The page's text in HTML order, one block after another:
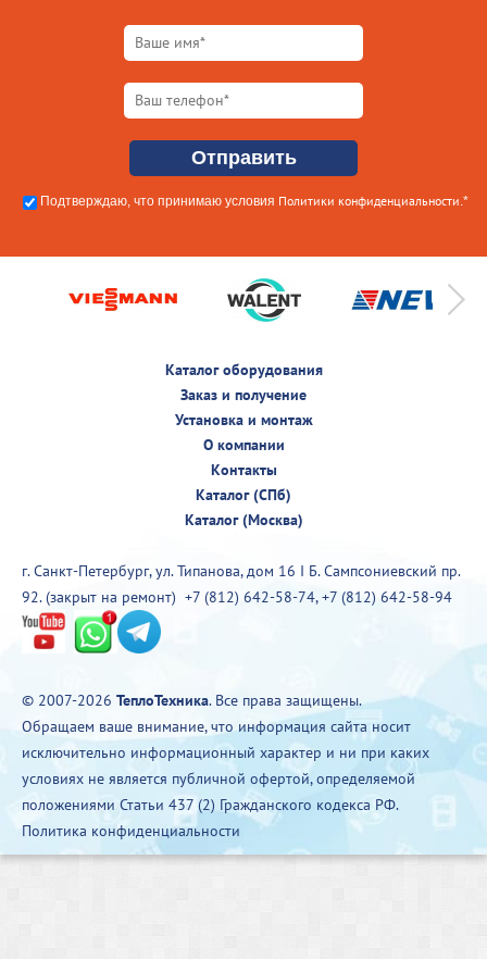
Подтверждаю, что принимаю условия Политики конфиденциальности.*
Каталог оборудования
Заказ и получение
Установка и монтаж
О компании
Контакты
Каталог (СПб)
Каталог (Москва)
г. Санкт-Петербург, ул. Типанова, дом 16 I Б. Сампсониевский пр.
92. (закрыт на ремонт) +7 (812) 642-58-74,+7 (812) 642-58-94
© 2007-2026 ТеплоТехника. Все права защищены.
Обращаем ваше внимание, что информация сайта носит
исключительно информационный характер и ни при каких
условиях не является публичной офертой, определяемой
положениями Статьи 437 (2) Гражданского кодекса РФ.
Политика конфиденциальности